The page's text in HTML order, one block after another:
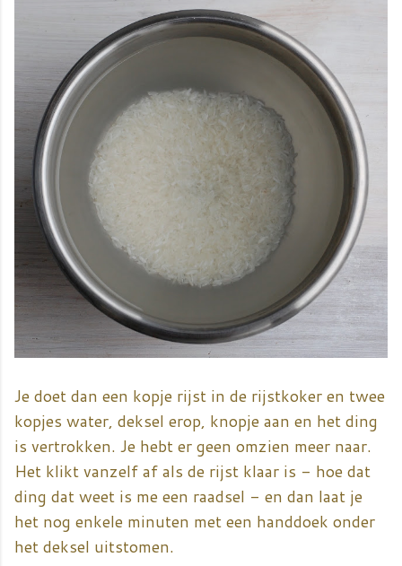
Je doet dan een kopje rijst in de rijstkoker en twee
kopjes water, deksel erop, knopje aan en het ding
is vertrokken. Je hebt er geen omzien meer naar.
Het klikt vanzelf af als de rijst klaar is - hoe dat
ding dat weet is me een raadsel - en dan laat je
het nog enkele minuten met een handdoek onder
het deksel uitstomen.